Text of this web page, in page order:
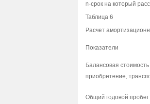
n-срок на который
Таблица 6
Расчет
Показатели
Балансовая
приобретение,
Общий годовой